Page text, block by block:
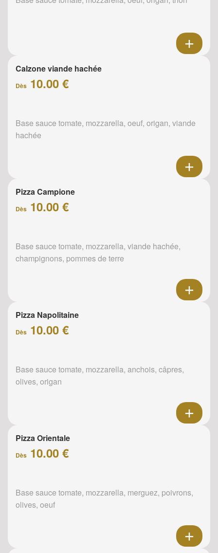
Calzone viande hachée
Dès 10.00 €
Base sauce tomate, mozzarella, oeuf, origan, viande
hachée
Pizza Campione
Dès 10.00 €
Base sauce tomate, mozzarella, viande hachée,
champignons, pommes de terre
Pizza Napolitaine
Dès 10.00 €
Base sauce tomate, mozzarella, anchois, câpres,
olives, origan
Pizza Orientale
Dès 10.00 €
Base sauce tomate, mozzarella, merguez, poivrons,
olives, oeuf